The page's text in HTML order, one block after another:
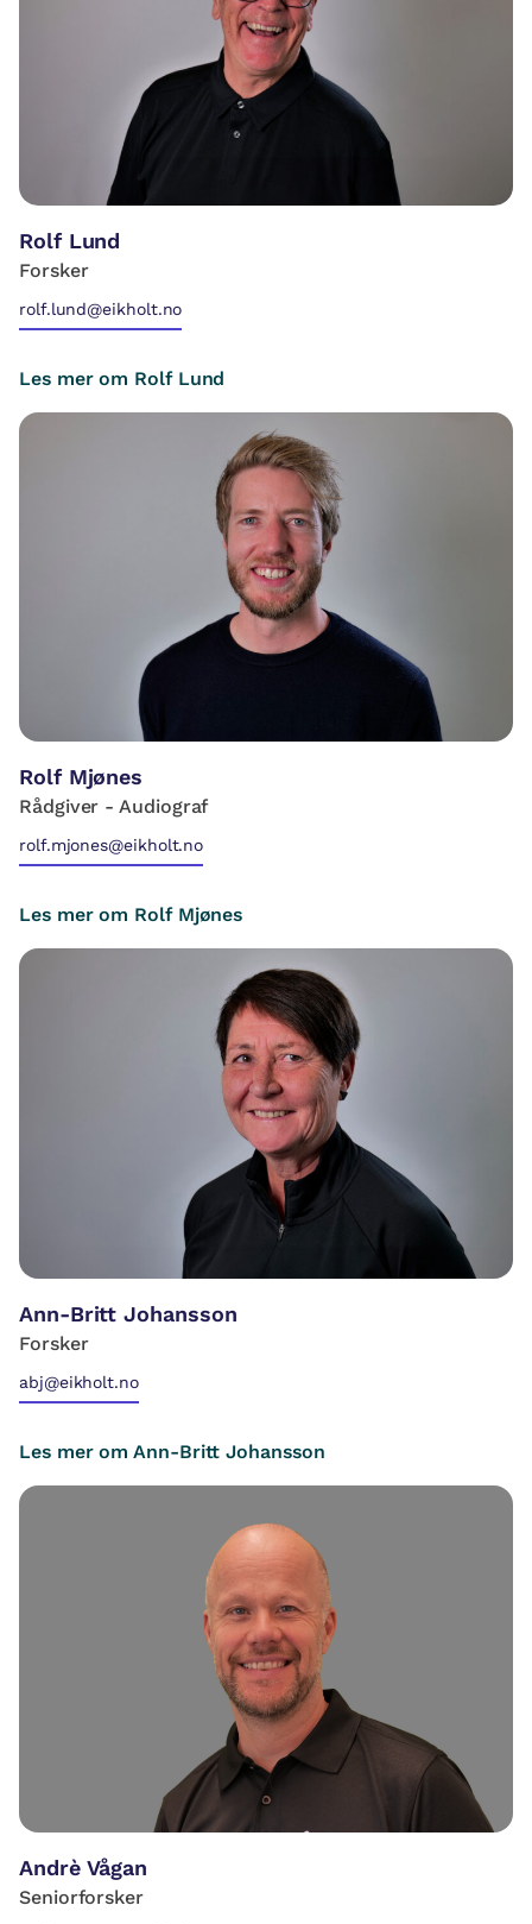
Rolf Lund
Forsker
rolf.lund@eikholt.no
Les mer om Rolf Lund
Rolf Mjønes
Rådgiver - Audiograf
rolf.mjones@eikholt.no
Les mer om Rolf Mjønes
Ann-Britt Johansson
Forsker
abj@eikholt.no
Les mer om Ann-Britt Johansson
Andrè Vågan
Seniorforsker